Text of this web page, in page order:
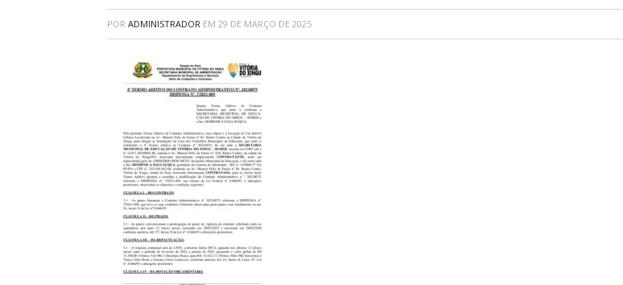
POR ADMINISTRADOR EM 29 DE MARÇO DE 2025